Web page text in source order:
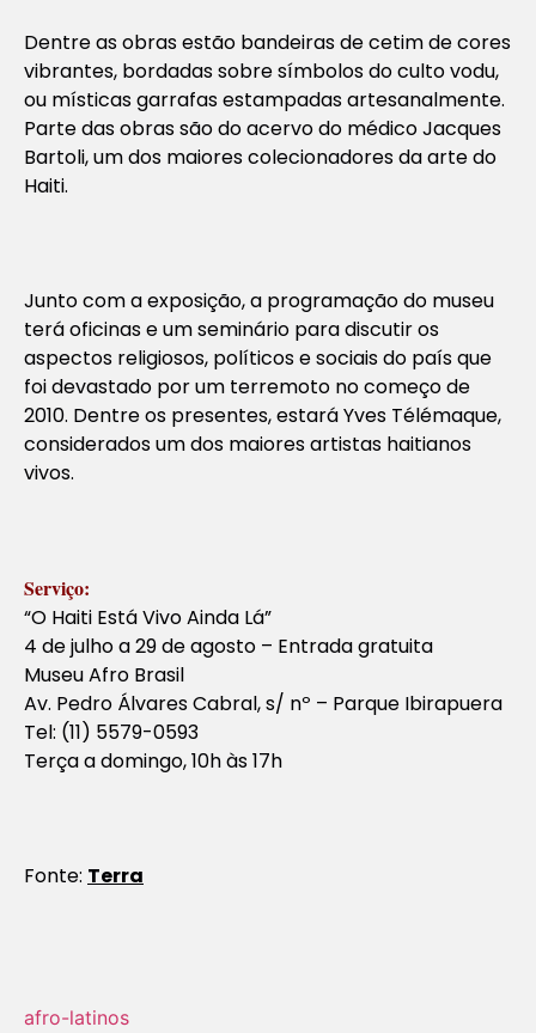
Dentre as obras estão bandeiras de cetim de cores
vibrantes, bordadas sobre símbolos do culto vodu,
ou místicas garrafas estampadas artesanalmente.
Parte das obras são do acervo do médico Jacques
Bartoli, um dos maiores colecionadores da arte do
Haiti.
Junto com a exposição, a programação do museu
terá oficinas e um seminário para discutir os
aspectos religiosos, políticos e sociais do país que
foi devastado por um terremoto no começo de
2010. Dentre os presentes, estará Yves Télémaque,
considerados um dos maiores artistas haitianos
vivos.
Serviço:
“O Haiti Está Vivo Ainda Lá”
4 de julho a 29 de agosto – Entrada gratuita
Museu Afro Brasil
Av. Pedro Álvares Cabral, s/ nº – Parque Ibirapuera
Tel: (11) 5579-0593
Terça a domingo, 10h às 17h
Fonte: Terra
afro-latinos